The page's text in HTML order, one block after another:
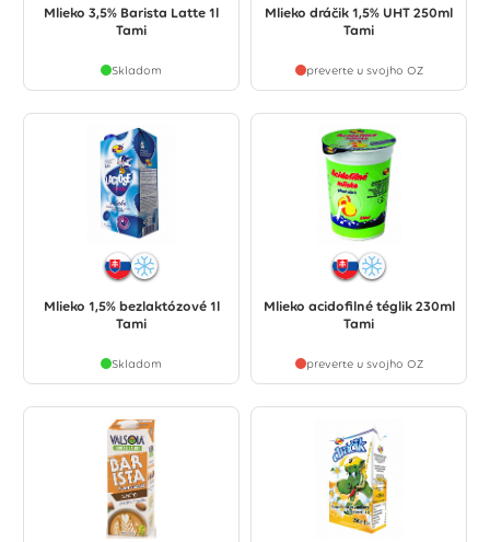
Mlieko 3,5% Barista Latte 1l
Tami
Skladom
Mlieko dráčik 1,5% UHT 250ml
Tami
preverte u svojho OZ
Mlieko 1,5% bezlaktózové 1l
Tami
Skladom
Mlieko acidofilné téglik 230ml
Tami
preverte u svojho OZ